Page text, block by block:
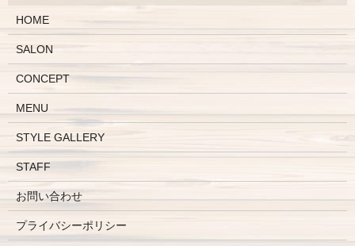
HOME
SALON
CONCEPT
MENU
STYLE GALLERY
STAFF
お問い合わせ
プライバシーポリシー